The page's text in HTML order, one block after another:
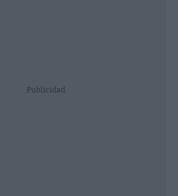
Publicidad